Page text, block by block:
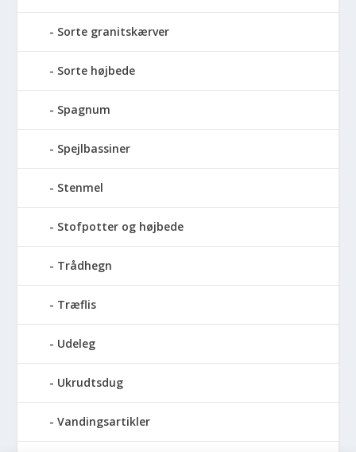
Sorte granitskærver
Sorte højbede
Spagnum
Spejlbassiner
Stenmel
Stofpotter og højbede
Trådhegn
Træflis
Udeleg
Ukrudtsdug
Vandingsartikler